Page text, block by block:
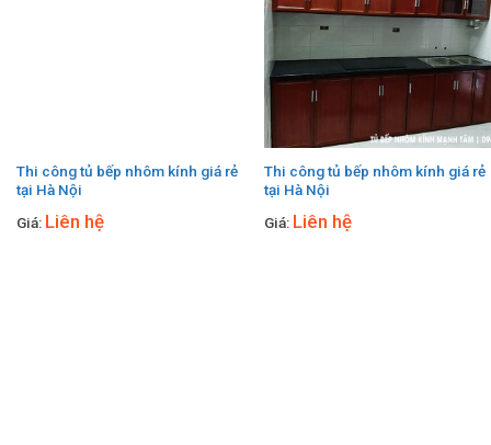
Thi công tủ bếp nhôm kính giá rẻ
tại Hà Nội
Giá: Liên hệ
Thi công tủ bếp nhôm kính giá rẻ
tại Hà Nội
Giá: Liên hệ